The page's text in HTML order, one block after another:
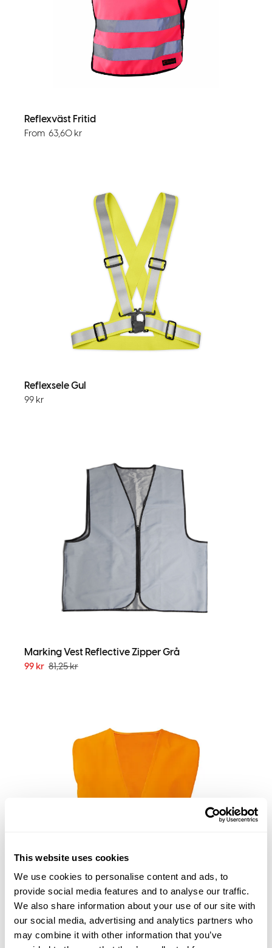
This website uses cookies
We use cookies to personalise content and ads, to
provide social media features and to analyse our traffic.
We also share information about your use of our site with
our social media, advertising and analytics partners who
may combine it with other information that you’ve
Reflexväst Fritid
From 63,60 kr
Reflexsele Gul
99 kr
Marking Vest Reflective Zipper Grå
99kr 81,25kr